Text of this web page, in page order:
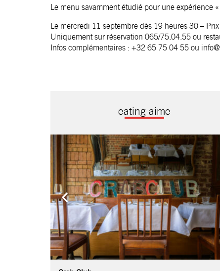
Le menu savamment étudié pour une expérience
Le mercredi 11 septembre dès 19 heures 30 –
Uniquement sur réservation 065/75.04.55 ou
Infos complémentaires : +32 65 75 04 55 ou
eating aime